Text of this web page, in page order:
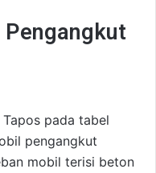
pada tabel
pengangkut
mobil terisi beton